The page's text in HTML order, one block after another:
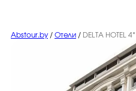
Abstour.by / Отели / DELTA HOTEL 4*